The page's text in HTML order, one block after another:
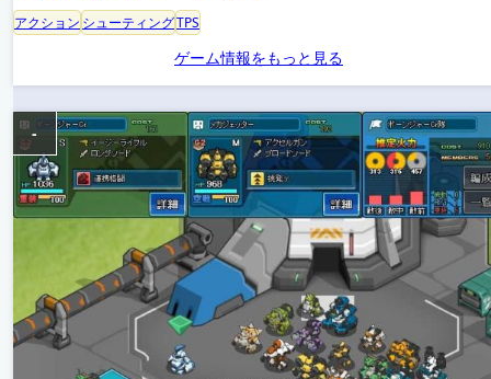
アクション シューティングTPS
ゲーム情報をもっと見る
-